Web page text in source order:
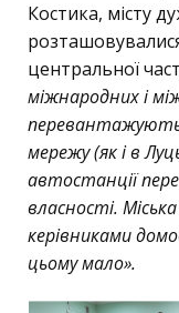
Костика, місту
центральної
міжнародних і
мережу (як і в
автостанції
власності.
керівниками
цьому мало».